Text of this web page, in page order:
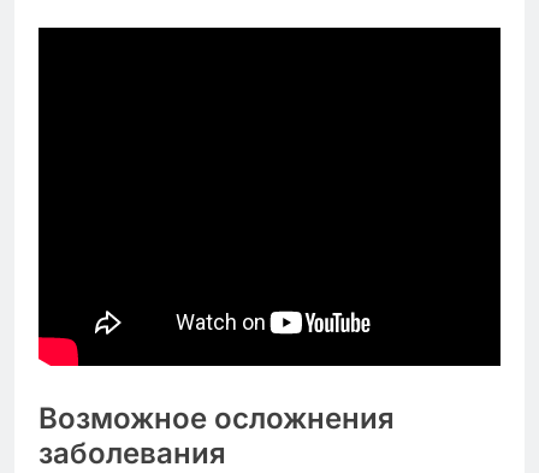
Возможное осложнения
заболевания